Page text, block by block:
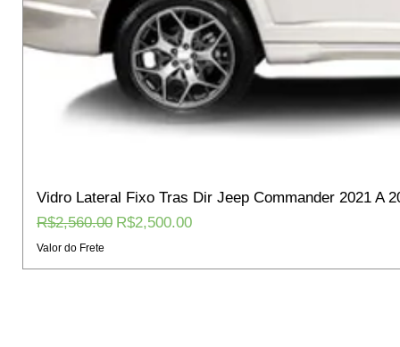
Vidro Lateral Fixo Tras Dir Jeep Commander 2021 A
Regular Price
R$2,560.00 Sale Price
R$2,500.00
Valor do Frete